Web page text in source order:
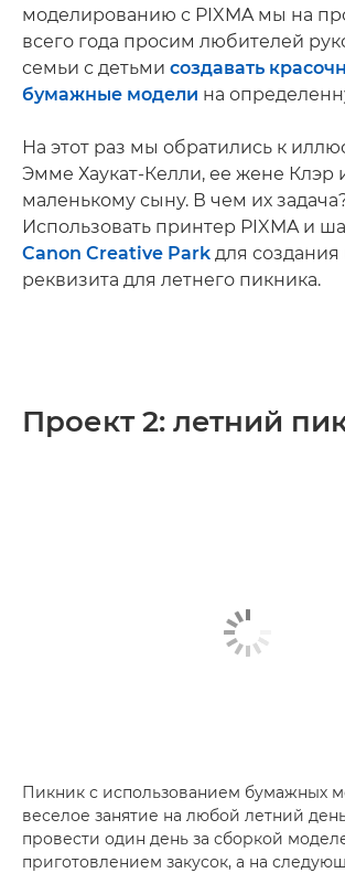
моделированию с PIXMA мы на
всего года просим любителей
семьи с детьми создавать
бумажные модели на
На этот раз мы обратились к
Эмме Хаукат-Келли, ее жене Клэр
маленькому сыну. В чем их
Использовать принтер PIXMA и
Canon Creative Park для создания
реквизита для летнего пикника.
Проект 2: летний
Пикник с использованием бумажных
веселое занятие на любой летний
провести один день за сборкой
приготовлением закусок, а на